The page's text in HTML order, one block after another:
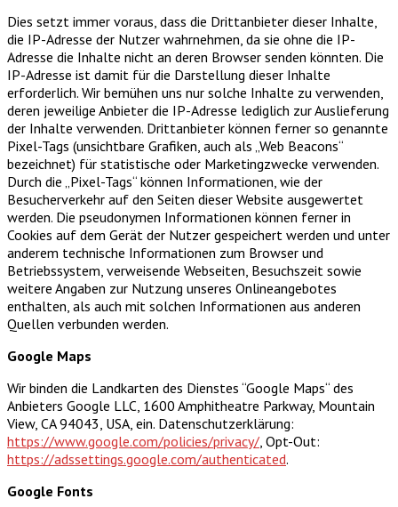
Dies setzt immer voraus, dass die Drittanbieter dieser Inhalte,
die IP-Adresse der Nutzer wahrnehmen, da sie ohne die IP-
Adresse die Inhalte nicht an deren Browser senden könnten. Die
IP-Adresse ist damit für die Darstellung dieser Inhalte
erforderlich. Wir bemühen uns nur solche Inhalte zu verwenden,
deren jeweilige Anbieter die IP-Adresse lediglich zur Auslieferung
der Inhalte verwenden. Drittanbieter können ferner so genannte
Pixel-Tags (unsichtbare Grafiken, auch als „Web Beacons“
bezeichnet) für statistische oder Marketingzwecke verwenden.
Durch die „Pixel-Tags“ können Informationen, wie der
Besucherverkehr auf den Seiten dieser Website ausgewertet
werden. Die pseudonymen Informationen können ferner in
Cookies auf dem Gerät der Nutzer gespeichert werden und unter
anderem technische Informationen zum Browser und
Betriebssystem, verweisende Webseiten, Besuchszeit sowie
weitere Angaben zur Nutzung unseres Onlineangebotes
enthalten, als auch mit solchen Informationen aus anderen
Quellen verbunden werden.
Google Maps
Wir binden die Landkarten des Dienstes “Google Maps“ des
Anbieters Google LLC, 1600 Amphitheatre Parkway, Mountain
View, CA 94043, USA, ein. Datenschutzerklärung:
https://www.google.com/policies/privacy/, Opt-Out:
https://adssettings.google.com/authenticated.
Google Fonts